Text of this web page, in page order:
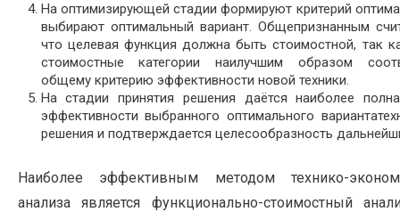
На оптимизирующей стадии формируют критерий
выбирают оптимальный вариант. Общепризнанным
что целевая функция должна быть стоимостной, так
стоимостные категории наилучшим образом
общему критерию эффективности новой техники.
На стадии принятия решения даётся наиболее
эффективности выбранного оптимального
решения и подтверждается целесообразность
Наиболее эффективным методом технико-
анализа является функционально-стоимостный